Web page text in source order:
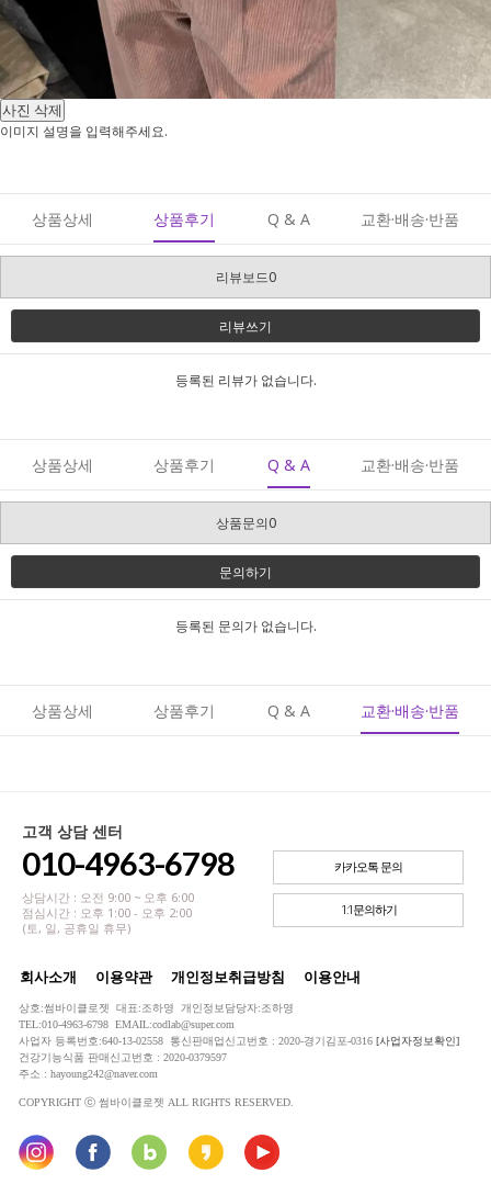
사진 삭제
이미지 설명을 입력해주세요.
상품상세 상품후기 Q & A 교환·배송·반품
리뷰보드0
리뷰쓰기
등록된 리뷰가 없습니다.
상품상세 상품후기 Q & A 교환·배송·반품
상품문의0
문의하기
등록된 문의가 없습니다.
상품상세 상품후기 Q & A 교환·배송·반품
고객 상담 센터
010-4963-6798
상담시간 : 오전 9:00 ~ 오후 6:00
점심시간 : 오후 1:00 - 오후 2:00
(토, 일, 공휴일 휴무)
카카오톡 문의
1:1문의하기
회사소개 이용약관 개인정보취급방침 이용안내
상호:썸바이클로젯 대표:조하영 개인정보담당자:조하영
TEL:010-4963-6798 EMAIL:codlab@super.com
사업자 등록번호:640-13-02558 통신판매업신고번호 : 2020-경기김포-0316 [사업자정보확인]
건강기능식품 판매신고번호 : 2020-0379597
주소 : hayoung242@naver.com
COPYRIGHT ⓒ 썸바이클로젯 ALL RIGHTS RESERVED.